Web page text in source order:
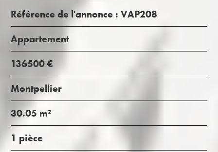
Référence de l'annonce : VAP208
Appartement
136500 €
Montpellier
30.05 m²
1 pièce